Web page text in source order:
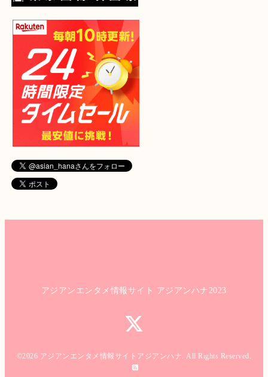
アジアンエンタメ情報サイト アジアンハナ2023
©2026 アジアンエンタメ情報サイトアジアンハナ. All Rights Reserved.